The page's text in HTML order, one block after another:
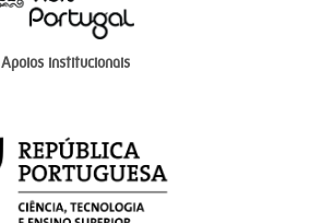
Apoios institucionais